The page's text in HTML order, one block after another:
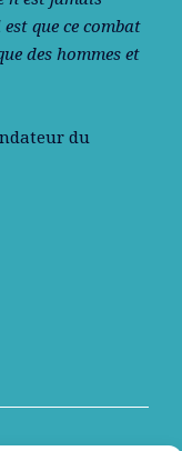
que ce combat
des hommes et
du